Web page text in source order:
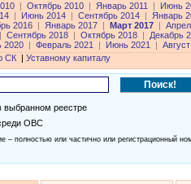
Октябрь 2010 Январь 2011 Июнь
Июнь 2014 Сентябрь 2014 Январь
2016 Январь 2017 Март 2017
Сентябрь 2018 Октябрь 2018 Декабрь
2020 Февраль 2021 Июнь 2021
СК Уставному капиталу
выбранном реестре
ОВС
– полностью или частично или